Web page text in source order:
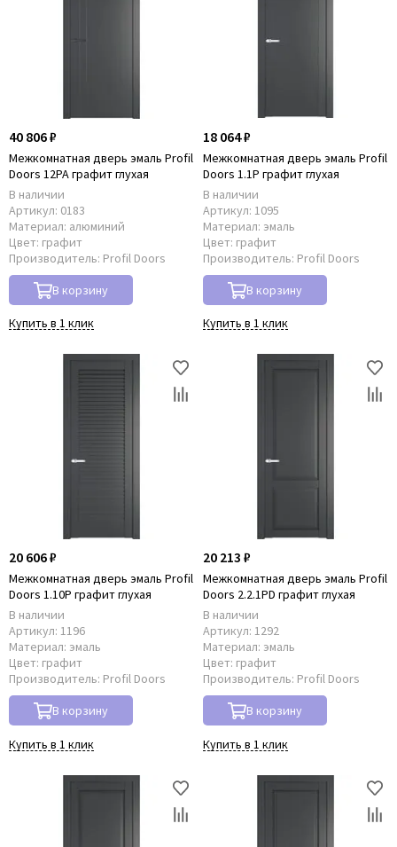
40 806 ₽
Межкомнатная дверь эмаль Profil
Doors 12PA графит глухая
В наличии
Артикул: 0183
Материал: алюминий
Цвет: графит
Производитель: Profil Doors
В корзину
Купить в 1 клик
18 064 ₽
Межкомнатная дверь эмаль Profil
Doors 1.1P графит глухая
В наличии
Артикул: 1095
Материал: эмаль
Цвет: графит
Производитель: Profil Doors
В корзину
Купить в 1 клик
20 606 ₽
Межкомнатная дверь эмаль Profil
Doors 1.10P графит глухая
В наличии
Артикул: 1196
Материал: эмаль
Цвет: графит
Производитель: Profil Doors
В корзину
Купить в 1 клик
20 213 ₽
Межкомнатная дверь эмаль Profil
Doors 2.2.1PD графит глухая
В наличии
Артикул: 1292
Материал: эмаль
Цвет: графит
Производитель: Profil Doors
В корзину
Купить в 1 клик